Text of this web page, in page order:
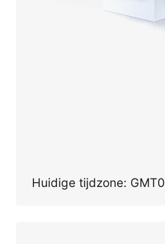
Huidige tijdzone: GMT0